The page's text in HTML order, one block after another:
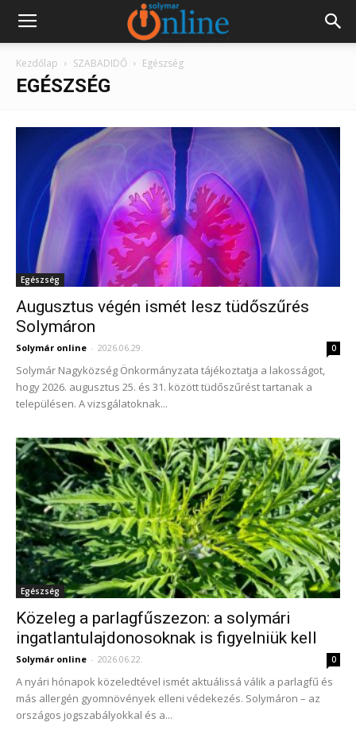
Kezdőlap SZABADIDŐ Egészség
EGÉSZSÉG
Egészség
Augusztus végén ismét lesz tüdőszűrés
Solymáron
Solymár online - 2026.06.29. 0
Solymár Nagyközség Önkormányzata tájékoztatja a lakosságot,
hogy 2026. augusztus 25. és 31. között tüdőszűrést tartanak a
településen. A vizsgálatoknak...
Egészség
Közeleg a parlagfűszezon: a solymári
ingatlantulajdonosoknak is figyelniük kell
Solymár online - 2026.06.22. 0
A nyári hónapok közeledtével ismét aktuálissá válik a parlagfű és
más allergén gyomnövények elleni védekezés. Solymáron – az
országos jogszabályokkal és a...